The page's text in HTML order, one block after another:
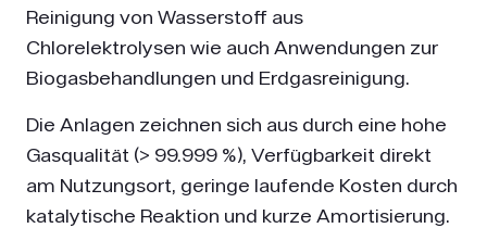
Reinigung von Wasserstoff aus
Chlorelektrolysen wie auch Anwendungen zur
Biogasbehandlungen und Erdgasreinigung.
Die Anlagen zeichnen sich aus durch eine hohe
Gasqualität (> 99.999 %), Verfügbarkeit direkt
am Nutzungsort, geringe laufende Kosten durch
katalytische Reaktion und kurze Amortisierung.